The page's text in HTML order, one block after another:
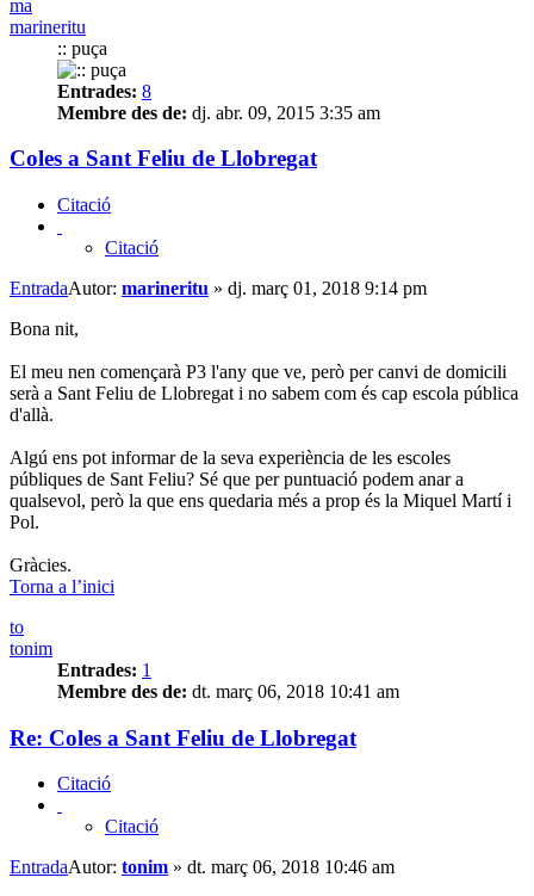
ma
marineritu
:: puça
Entrades: 8
Membre des de: dj. abr. 09, 2015 3:35 am
Coles a Sant Feliu de Llobregat
Citació
Citació
EntradaAutor: marineritu » dj. març 01, 2018 9:14 pm
Bona nit,
El meu nen començarà P3 l'any que ve, però per canvi de domicili
serà a Sant Feliu de Llobregat i no sabem com és cap escola pública
d'allà.
Algú ens pot informar de la seva experiència de les escoles
públiques de Sant Feliu? Sé que per puntuació podem anar a
qualsevol, però la que ens quedaria més a prop és la Miquel Martí i
Pol.
Gràcies.
Torna a l’inici
to
tonim
Entrades: 1
Membre des de: dt. març 06, 2018 10:41 am
Re: Coles a Sant Feliu de Llobregat
Citació
Citació
EntradaAutor: tonim » dt. març 06, 2018 10:46 am